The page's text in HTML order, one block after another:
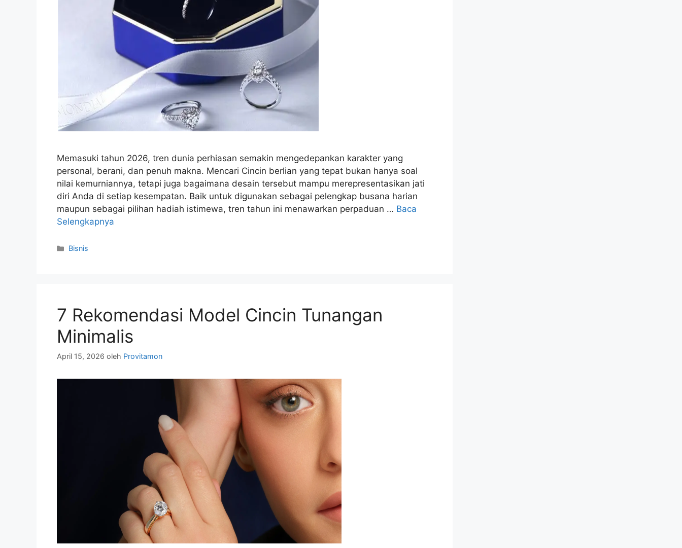
Memasuki tahun 2026, tren dunia perhiasan semakin mengedepankan karakter yang
personal, berani, dan penuh makna. Mencari Cincin berlian yang tepat bukan hanya soal
nilai kemurniannya, tetapi juga bagaimana desain tersebut mampu merepresentasikan jati
diri Anda di setiap kesempatan. Baik untuk digunakan sebagai pelengkap busana harian
maupun sebagai pilihan hadiah istimewa, tren tahun ini menawarkan perpaduan … Baca
Selengkapnya
Kategori
Bisnis
7 Rekomendasi Model Cincin Tunangan
Minimalis
April 15, 2026 oleh Provitamon